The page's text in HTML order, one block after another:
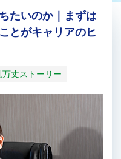
たいのか｜まずは
とがキャリアのヒ
万丈ストーリー